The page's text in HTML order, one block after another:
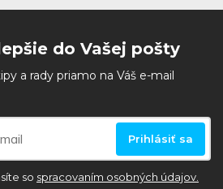
do Vašej pošty
a rady priamo na Váš e-mail
Prihlásiť sa
so spracovaním osobných údajov.